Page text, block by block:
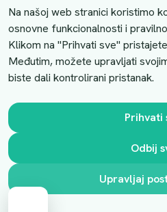
Dostava
Povrati i otkazivanje
Uslovi kupovine
Kontaktirajte nas
Slobodno nas kontaktirajte putem e-
luprivpharm@luprivpharm.com
Ova stranica je zaštićena
Na našoj web stranici koristimo
osnovne funkcionalnosti i
Klikom na "Prihvati sve"
Međutim, možete upravljati
biste dali kontrolirani pristanak.
Prihvati
Odbij
Upravljaj